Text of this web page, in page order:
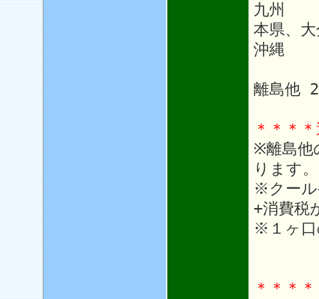
九州
本県、
沖縄
離島他
＊＊＊
※離島他
ります。
※クール
+消費税
※１ヶ口
＊＊＊